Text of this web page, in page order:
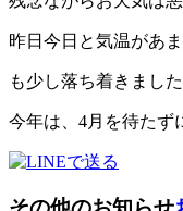
昨日今日と気温があ
も少し落ち着きました
今年は、4月を待たず